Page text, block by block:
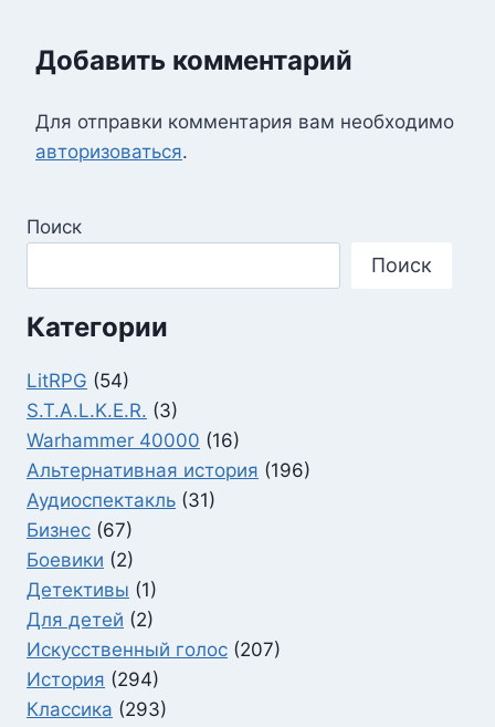
Добавить комментарий
Для отправки комментария вам необходимо
авторизоваться.
Поиск
Поиск
Категории
LitRPG (54)
S.T.A.L.K.E.R. (3)
Warhammer 40000 (16)
Альтернативная история (196)
Аудиоспектакль (31)
Бизнес (67)
Боевики (2)
Детективы (1)
Для детей (2)
Искусственный голос (207)
История (294)
Классика (293)